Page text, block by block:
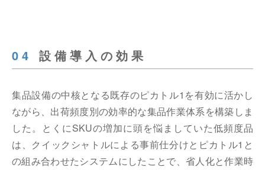
設備導入の効果
04
集品設備の中核となる既存のピカトル1を有効に活かし
ながら、出荷頻度別の効率的な集品作業体系を構築しま
した。とくにSKUの増加に頭を悩ましていた低頻度品
は、クイックシャトルによる事前仕分けとピカトル1と
の組み合わせたシステムにしたことで、省人化と作業時